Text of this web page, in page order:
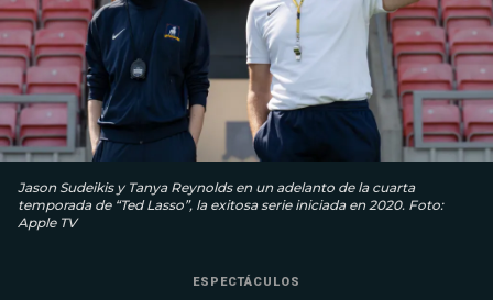
Jason Sudeikis y Tanya Reynolds en un adelanto de la cuarta
temporada de “Ted Lasso”, la exitosa serie iniciada en 2020. Foto:
Apple TV
ESPECTÁCULOS